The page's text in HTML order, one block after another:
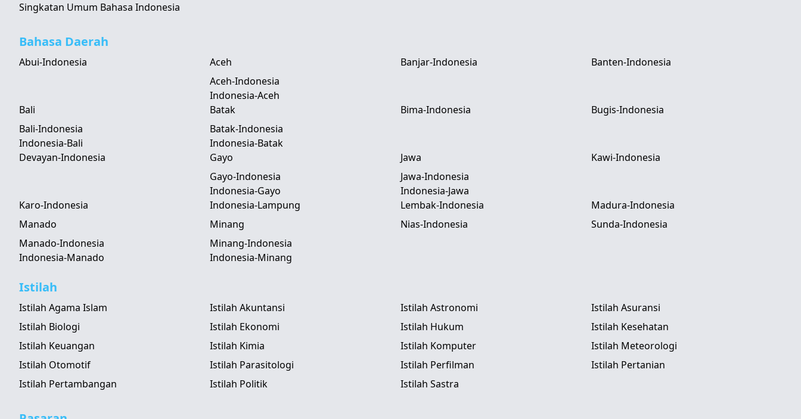
Singkatan Umum Bahasa Indonesia
Bahasa Daerah
Abui-Indonesia
Aceh
Aceh-Indonesia
Indonesia-Aceh
Banjar-Indonesia Banten-Indonesia
Bali
Bali-Indonesia
Indonesia-Bali
Batak
Batak-Indonesia
Indonesia-Batak
Bima-Indonesia Bugis-Indonesia
Devayan-Indonesia
Gayo
Gayo-Indonesia
Indonesia-Gayo
Jawa
Jawa-Indonesia
Indonesia-Jawa
Kawi-Indonesia
Karo-Indonesia Indonesia-Lampung Lembak-Indonesia
Madura-Indonesia
Manado
Manado-Indonesia
Indonesia-Manado
Minang
Minang-Indonesia
Indonesia-Minang
Nias-Indonesia Sunda-Indonesia
Istilah
Istilah Agama Islam Istilah Akuntansi Istilah Astronomi
Istilah Asuransi
Istilah Biologi
Istilah Ekonomi Istilah Hukum
Istilah Kesehatan
Istilah Keuangan
Istilah Kimia Istilah Komputer
Istilah Meteorologi
Istilah Otomotif
Istilah Parasitologi Istilah Perfilman
Istilah Pertanian
Istilah Pertambangan
Istilah Politik Istilah Sastra